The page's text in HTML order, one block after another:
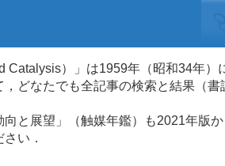
Catalysis）」は1959年（昭和34年）
，どなたでも全記事の検索と結果（
向と展望」（触媒年鑑）も2021年版
い．